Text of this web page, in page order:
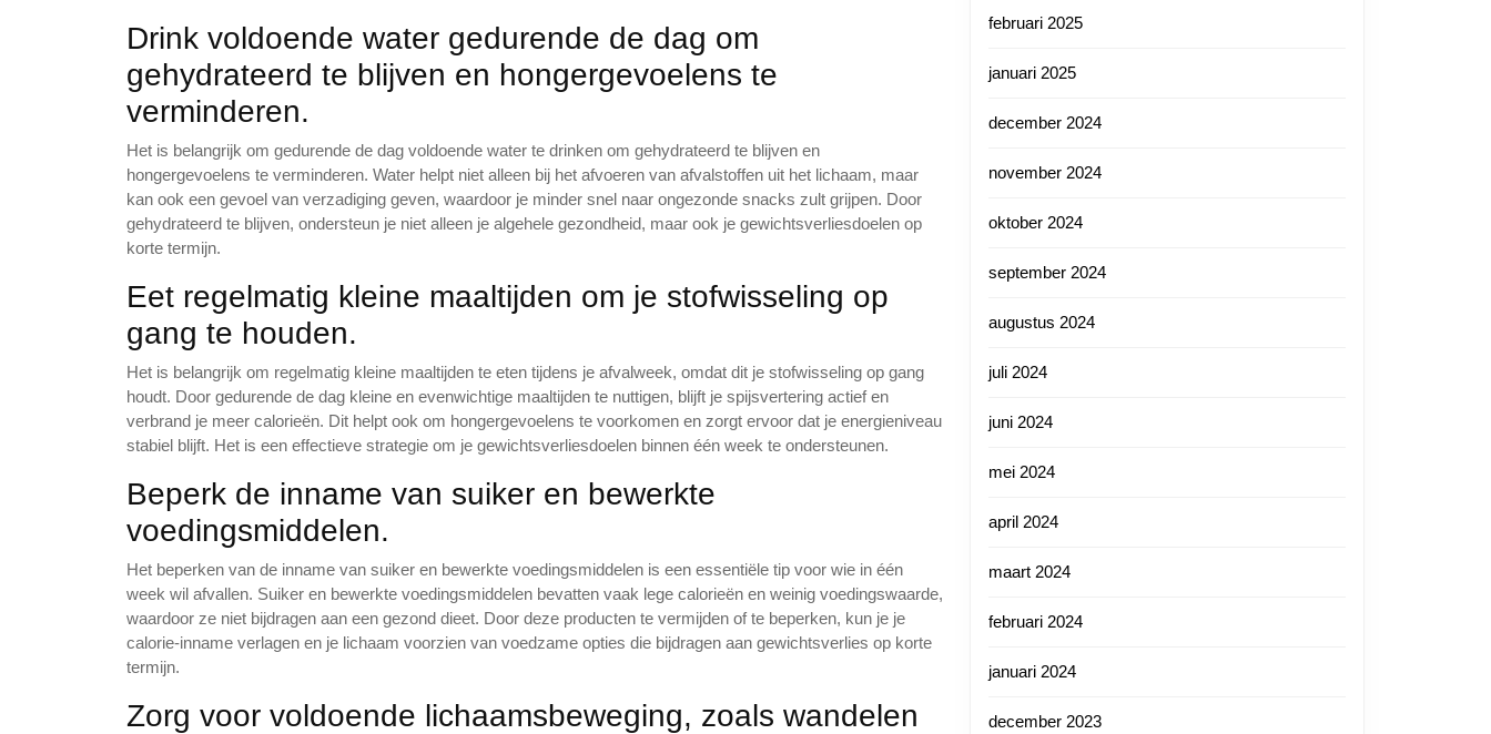
Drink voldoende water gedurende de dag om
gehydrateerd te blijven en hongergevoelens te
verminderen.
Het is belangrijk om gedurende de dag voldoende water te drinken om gehydrateerd te blijven en
hongergevoelens te verminderen. Water helpt niet alleen bij het afvoeren van afvalstoffen uit het lichaam, maar
kan ook een gevoel van verzadiging geven, waardoor je minder snel naar ongezonde snacks zult grijpen. Door
gehydrateerd te blijven, ondersteun je niet alleen je algehele gezondheid, maar ook je gewichtsverliesdoelen op
korte termijn.
Eet regelmatig kleine maaltijden om je stofwisseling op
gang te houden.
Het is belangrijk om regelmatig kleine maaltijden te eten tijdens je afvalweek, omdat dit je stofwisseling op gang
houdt. Door gedurende de dag kleine en evenwichtige maaltijden te nuttigen, blijft je spijsvertering actief en
verbrand je meer calorieën. Dit helpt ook om hongergevoelens te voorkomen en zorgt ervoor dat je energieniveau
stabiel blijft. Het is een effectieve strategie om je gewichtsverliesdoelen binnen één week te ondersteunen.
Beperk de inname van suiker en bewerkte
voedingsmiddelen.
Het beperken van de inname van suiker en bewerkte voedingsmiddelen is een essentiële tip voor wie in één
week wil afvallen. Suiker en bewerkte voedingsmiddelen bevatten vaak lege calorieën en weinig voedingswaarde,
waardoor ze niet bijdragen aan een gezond dieet. Door deze producten te vermijden of te beperken, kun je je
calorie-inname verlagen en je lichaam voorzien van voedzame opties die bijdragen aan gewichtsverlies op korte
termijn.
Zorg voor voldoende lichaamsbeweging, zoals wandelen
februari 2025
januari 2025
december 2024
november 2024
oktober 2024
september 2024
augustus 2024
juli 2024
juni 2024
mei 2024
april 2024
maart 2024
februari 2024
januari 2024
december 2023